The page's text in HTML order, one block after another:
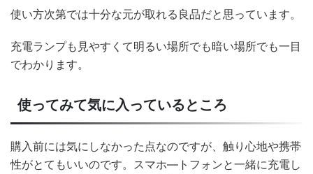
使い方次第では十分な元が取れる良品だと思っています。
充電ランプも見やすくて明るい場所でも暗い場所でも一目
でわかります。
使ってみて気に入っているところ
購入前には気にしなかった点なのですが、触り心地や携帯
性がとてもいいのです。スマホ―トフォンと一緒に充電し